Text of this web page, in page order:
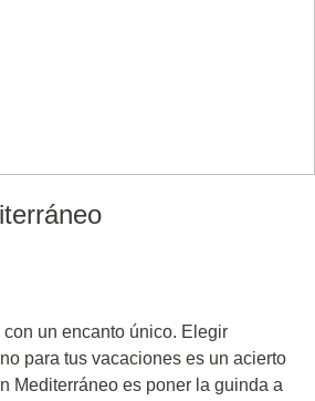
un encanto único. Elegir
para tus vacaciones es un acierto
Mediterráneo es poner la guinda a